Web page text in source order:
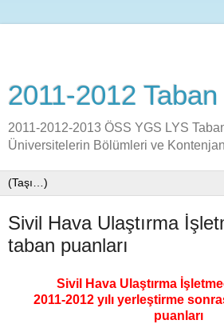
2011-2012
2011-2012-2013 ÖSS YGS LYS
Üniversitelerin Bölümleri ve
Sivil Hava Ulaştırma
taban puanları
Sivil Hava Ulaştırma
2011-2012 yılı yerleştirme
puanları